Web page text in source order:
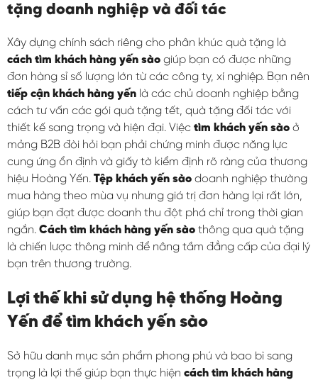
tặng doanh nghiệp và đối tác
Xây dựng chính sách riêng cho phân khúc quà tặng là
cách tìm khách hàng yến sào giúp bạn có được những
đơn hàng sỉ số lượng lớn từ các công ty, xí nghiệp. Bạn nên
tiếp cận khách hàng yến là các chủ doanh nghiệp bằng
cách tư vấn các gói quà tặng tết, quà tặng đối tác với
thiết kế sang trọng và hiện đại. Việc tìm khách yến sào ở
mảng B2B đòi hỏi bạn phải chứng minh được năng lực
cung ứng ổn định và giấy tờ kiểm định rõ ràng của thương
hiệu Hoàng Yến. Tệp khách yến sào doanh nghiệp thường
mua hàng theo mùa vụ nhưng giá trị đơn hàng lại rất lớn,
giúp bạn đạt được doanh thu đột phá chỉ trong thời gian
ngắn. Cách tìm khách hàng yến sào thông qua quà tặng
là chiến lược thông minh để nâng tầm đẳng cấp của đại lý
bạn trên thương trường.
Lợi thế khi sử dụng hệ thống Hoàng
Yến để tìm khách yến sào
Sở hữu danh mục sản phẩm phong phú và bao bì sang
trọng là lợi thế giúp bạn thực hiện cách tìm khách hàng